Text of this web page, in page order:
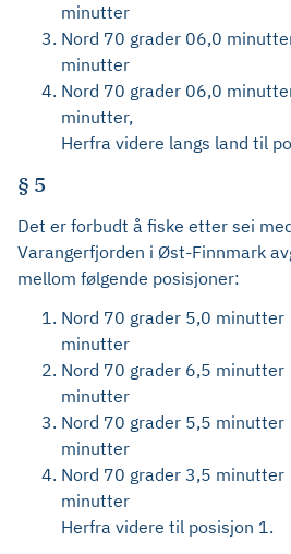
minutter
Nord 70 grader 06,0
minutter
Nord 70 grader 06,0
minutter,
Herfra videre langs land til
§ 5
Det er forbudt å fiske etter sei
Varangerfjorden i Øst-Finnmark
mellom følgende posisjoner:
Nord 70 grader 5,0
minutter
Nord 70 grader 6,5
minutter
Nord 70 grader 5,5
minutter
Nord 70 grader 3,5
minutter
Herfra videre til posisjon 1.